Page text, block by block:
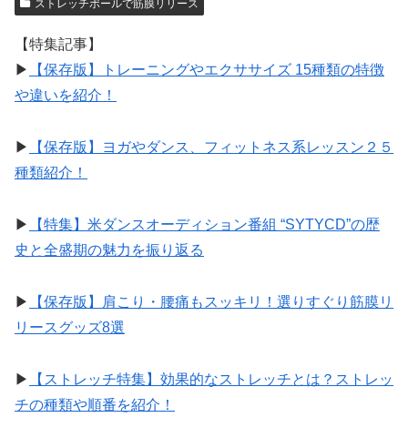
ストレッチポールで筋膜リリース
【特集記事】
▶︎
【保存版】トレーニングやエクササイズ 15種類の特徴
や違いを紹介！
▶︎
【保存版】ヨガやダンス、フィットネス系レッスン２５
種類紹介！
▶︎
【特集】米ダンスオーディション番組 “SYTYCD”の歴
史と全盛期の魅力を振り返る
▶︎
【保存版】肩こり・腰痛もスッキリ！選りすぐり筋膜リ
リースグッズ8選
▶︎
【ストレッチ特集】効果的なストレッチとは？ストレッ
チの種類や順番を紹介！